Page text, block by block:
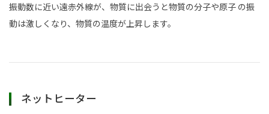
振動数に近い遠赤外線が、物質に出会うと物質の分子や原子 の振
動は激しくなり、物質の温度が上昇します。
ネットヒーター